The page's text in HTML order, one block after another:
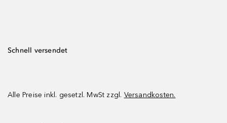
Schnell versendet
Alle Preise inkl. gesetzl. MwSt zzgl. Versandkosten.